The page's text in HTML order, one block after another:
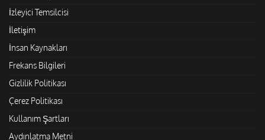
İzleyici Temsilcisi
İletişim
İnsan Kaynakları
Frekans Bilgileri
Gizlilik Politikası
Çerez Politikası
Kullanım Şartları
Aydınlatma Metni